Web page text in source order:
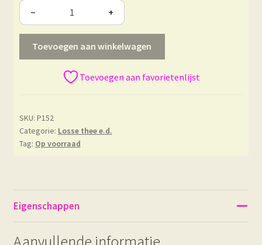
− +
Toevoegen aan winkelwagen
Toevoegen aan favorietenlijst
SKU: P152
Categorie: Losse thee e.d.
Tag: Op voorraad
Eigenschappen